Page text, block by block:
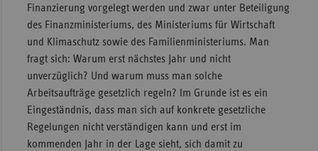
Finanzierung vorgelegt werden und zwar unter Beteiligung
des Finanzministeriums, des Ministeriums für Wirtschaft
und Klimaschutz sowie des Familienministeriums. Man
fragt sich: Warum erst nächstes Jahr und nicht
unverzüglich? Und warum muss man solche
Arbeitsaufträge gesetzlich regeln? Im Grunde ist es ein
Eingeständnis, dass man sich auf konkrete gesetzliche
Regelungen nicht verständigen kann und erst im
kommenden Jahr in der Lage sieht, sich damit zu